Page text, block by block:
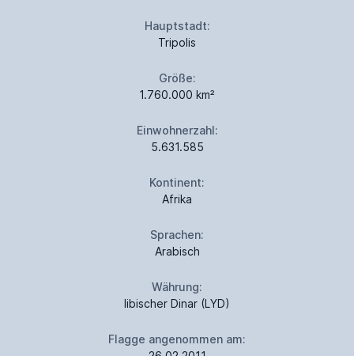
Hauptstadt:
Tripolis
Größe:
1.760.000 km²
Einwohnerzahl:
5.631.585
Kontinent:
Afrika
Sprachen:
Arabisch
Währung:
libischer Dinar (LYD)
Flagge angenommen am: